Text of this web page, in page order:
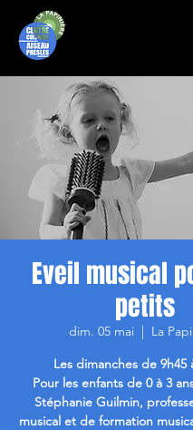
Eveil musical
petits
dim. 05 mai
  |
La
Les dimanches de 9h45
Pour les enfants de 0 à 3
Stéphanie Guilmin,
musical et de formation